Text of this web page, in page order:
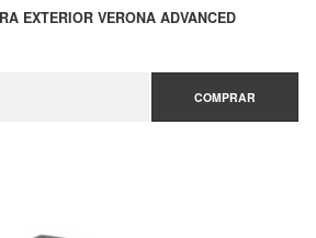
EXTERIOR VERONA ADVANCED
COMPRAR